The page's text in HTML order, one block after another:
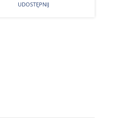
UDOSTĘPNIJ